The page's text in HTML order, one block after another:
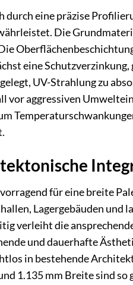
durch eine präzise
Die
eine
UV-Strahlung zu
vor aggressiven
für eine breite
Lagergebäuden
verleiht die
und dauerhafte
in bestehende
1.135 mm Breite sind